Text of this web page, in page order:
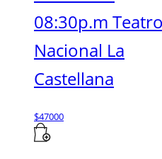
08:30p.m Teatro
Nacional La
Castellana
$47000